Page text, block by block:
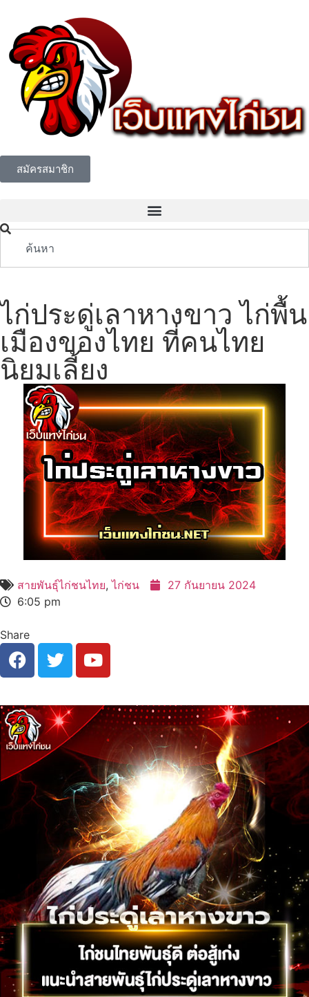
สมัครสมาชิก
ไก่ประดู่เลาหางขาว ไก่พื้น
เมืองของไทย ที่คนไทย
นิยมเลี้ยง
สายพันธุ์ไก่ชนไทย,ไก่ชน
27 กันยายน 2024
6:05 pm
Share